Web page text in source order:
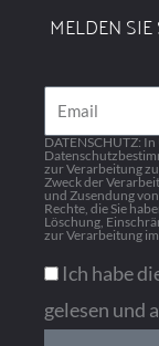
MELDEN
Email
DATENSCHUTZ:
zur Verarbeitung
Zweck der
und Zusendung
Rechte, die Sie
Löschung,
zur Verarbeitung im
Ich habe
gelesen und